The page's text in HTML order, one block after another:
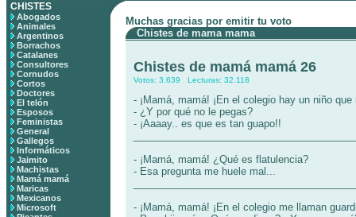
CHISTES
Abogados
Animales
Argentinos
Borrachos
Catalanes
Consultores
Cornudos
Cortos
Doctores
El telón
Esposos
Feministas
General
Gallegos
Informáticos
Jaimito
Machistas
Mamá mamá
Maricas
Mexicanos
Microsoft
Muchas gracias por emitir tu voto
Chistes de mama mama
Chistes de mamá mamá 26
Votos: 3.639 Lecturas: 32.118
- ¡Mamá, mamá! ¡En el colegio hay un niño
- ¿Y por qué no le pegas?
- ¡Aaaay.. es que es tan guapo!!
- ¡Mamá, mamá! ¿Qué es flatulencia?
- Esa pregunta me huele mal...
- ¡Mamá, mamá! ¡En el colegio me llaman